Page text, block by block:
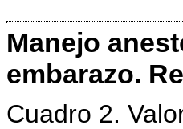
Manejo
embarazo.
Cuadro 2.